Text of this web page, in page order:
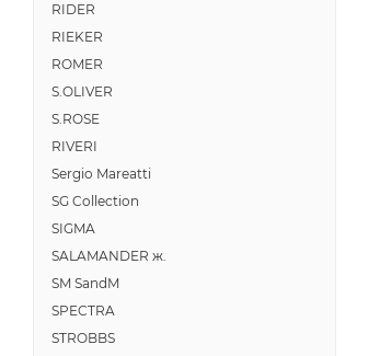
RIDER
RIEKER
ROMER
S.OLIVER
S.ROSE
RIVERI
Sergio Mareatti
SG Collection
SIGMA
SALAMANDER ж.
SM SandM
SPECTRA
STROBBS